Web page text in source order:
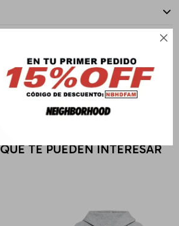

TE PUEDEN INTERESAR